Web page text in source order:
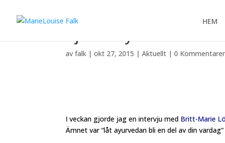
HEM
avfalk |okt 27, 2015 |Aktuellt |0 Kommentarer
I veckan gjorde jag en intervju med Britt-Marie
Ämnet var “låt ayurvedan bli en del av din vardag”